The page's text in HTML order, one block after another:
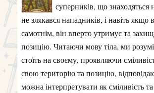
суперників, що знаходяться
не злякався нападників, і навіть якщо
самотнім, він вперто утримує та
позицію. Читаючи мову тіла, ми
стоїть на своєму, проявляючи
свою територію та позицію,
можна інтерпретувати як сміливість